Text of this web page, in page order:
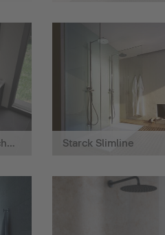
Starck Bade-/Duschwannen Starck Slimline